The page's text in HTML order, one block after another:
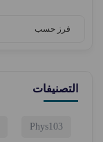
التصنيفات
Phys103